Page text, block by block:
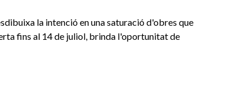
la intenció en una saturació d'obres que
fins al 14 de juliol, brinda l'oportunitat de